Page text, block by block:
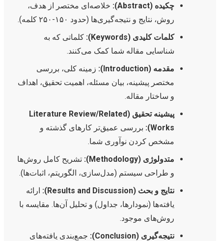
چکیده (Abstract):
خلاصه‌ای مختصر از هدف،
روش، نتایج و نتیجه‌گیری‌ها (حدود ۱۵۰-۲۵۰ کلمه).
کلمات کلیدی (Keywords):
کلماتی که به
شناسایی مقاله شما کمک می‌کنند.
مقدمه (Introduction):
زمینه کلی، بررسی
مختصر پیشینه، بیان مسئله، اهمیت تحقیق، اهداف
و ساختار مقاله.
پیشینه تحقیق (Literature Review/Related
Works):
بررسی عمیق‌تر کارهای گذشته و
مشخص کردن نوآوری شما.
متدولوژی (Methodology):
تشریح کامل روش‌ها
و طراحی سیستم (مدل‌سازی، الگوریتم، اثبات‌ها).
نتایج و بحث (Results and Discussion):
ارائه
یافته‌ها (نمودارها، جداول) و تحلیل آن‌ها. مقایسه با
روش‌های موجود.
نتیجه‌گیری (Conclusion):
جمع‌بندی یافته‌های